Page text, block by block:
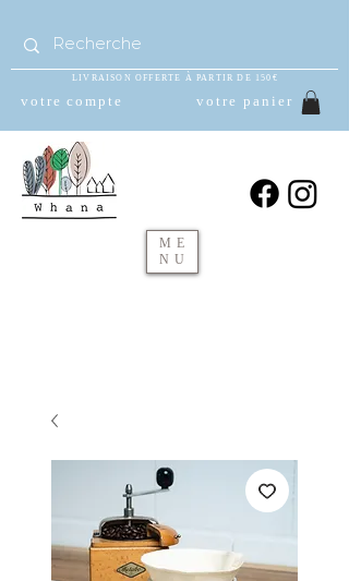
LIVRAISON OFFERTE À PARTIR DE 150€
votre compte votre panier
ME
NU